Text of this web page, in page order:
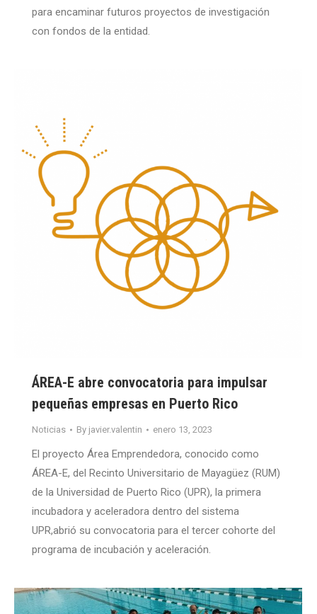
para encaminar futuros proyectos de investigación
con fondos de la entidad.
ÁREA-E abre convocatoria para impulsar
pequeñas empresas en Puerto Rico
Noticias By javier.valentin enero 13, 2023
El proyecto Área Emprendedora, conocido como
ÁREA-E, del Recinto Universitario de Mayagüez (RUM)
de la Universidad de Puerto Rico (UPR), la primera
incubadora y aceleradora dentro del sistema
UPR,abrió su convocatoria para el tercer cohorte del
programa de incubación y aceleración.